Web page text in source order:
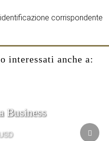
corrispondente
interessati anche a:
Business